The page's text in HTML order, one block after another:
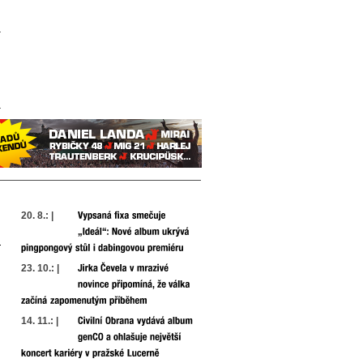
20. 8.: |
23. 10.: |
14. 11.: |